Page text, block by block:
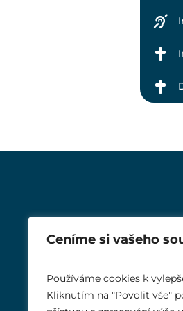
Ceníme si vašeho
Používáme cookies k
Kliknutím na "Povolit vše"